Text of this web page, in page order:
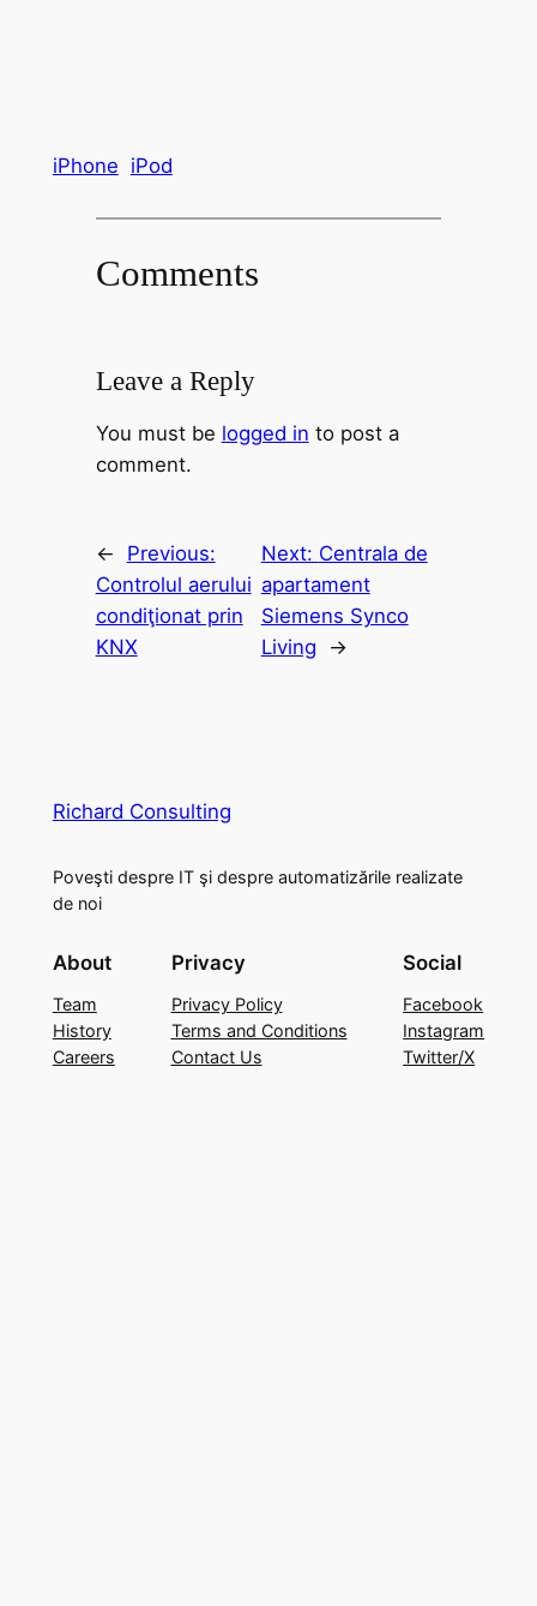
iPhone iPod
Comments
Leave a Reply
You must be logged in to post a
comment.
←
Previous:
Controlul aerului
condiţionat prin
KNX
Next: Centrala de
apartament
Siemens Synco
Living
→
Richard Consulting
Poveşti despre IT şi despre automatizările realizate
de noi
About
Team
History
Careers
Privacy
Privacy Policy
Terms and Conditions
Contact Us
Social
Facebook
Instagram
Twitter/X